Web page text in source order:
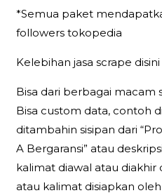
*Semua paket
followers tokopedia
Kelebihan jasa scrape
Bisa dari berbagai macam
Bisa custom data, contoh
ditambahin sisipan dari
A Bergaransi” atau
kalimat diawal atau diakhir
atau kalimat disiapkan